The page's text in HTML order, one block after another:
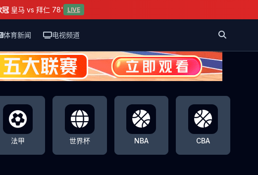
冠皇马 vs 拜仁 78' LIVE
体育新闻 电视频道
法甲 世界杯 NBA CBA